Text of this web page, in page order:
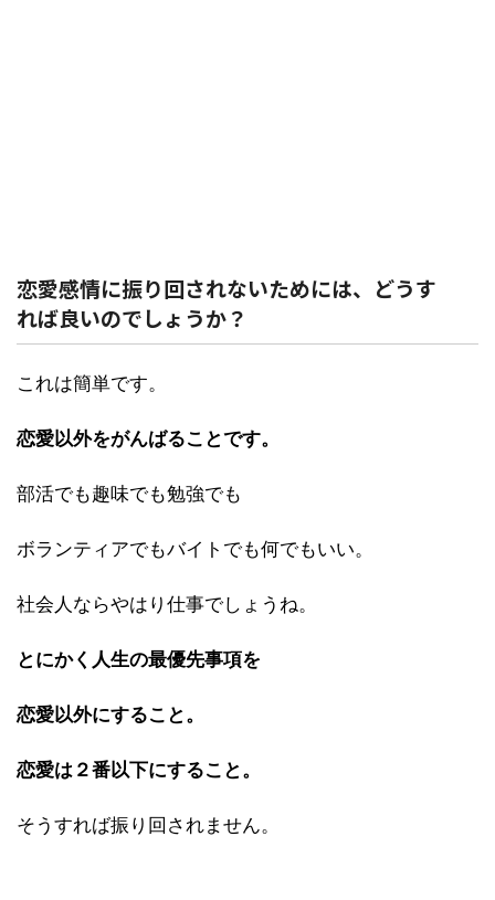
恋愛感情に振り回されないためには、どうす
れば良いのでしょうか？
これは簡単です。
恋愛以外をがんばることです。
部活でも趣味でも勉強でも
ボランティアでもバイトでも何でもいい。
社会人ならやはり仕事でしょうね。
とにかく人生の最優先事項を
恋愛以外にすること。
恋愛は２番以下にすること。
そうすれば振り回されません。